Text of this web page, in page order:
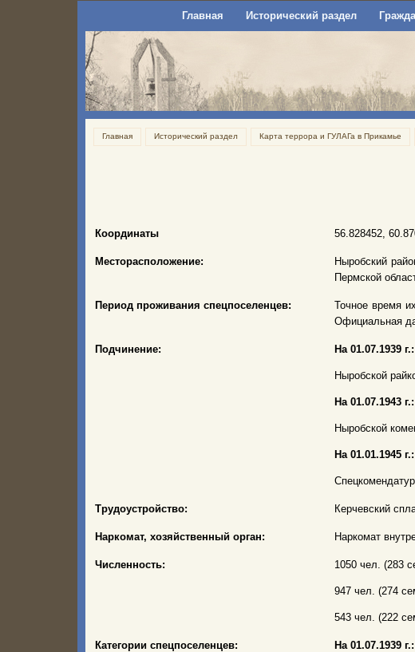
Главная Исторический раздел
Главная Исторический раздел Карта террора и ГУЛАГа в Прикамье
Координаты 56.828452,
Месторасположение:
Ныробский
Пермской
Период проживания спецпоселенцев:
Точное время
Официальная
Подчинение: На 01.07.1939 г.:
Ныробской
На 01.07.1943 г.:
Ныробской
На 01.01.1945 г.:
Трудоустройство: Керчевский
Наркомат, хозяйственный орган: Наркомат
Численность: 1050 чел. (283
947 чел. (274
543 чел. (222
Категории спецпоселенцев: На 01.07.1939 г.: